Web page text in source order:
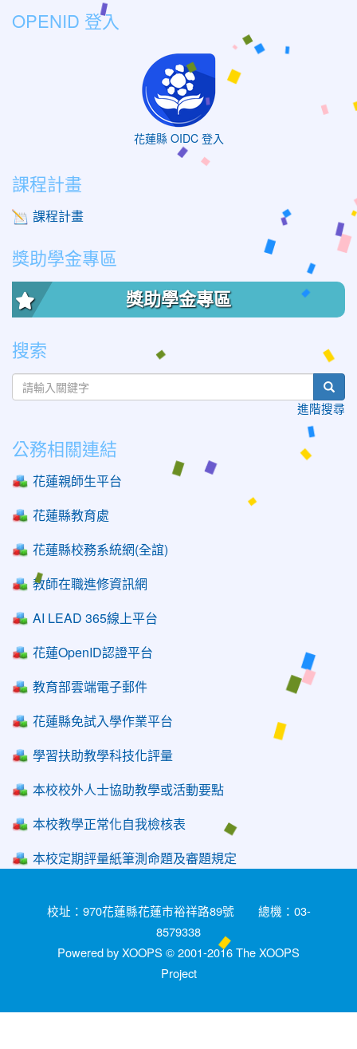
OPENID 登入
花蓮縣 OIDC 登入
課程計畫
課程計畫
獎助學金專區
獎助學金專區
搜索
進階搜尋
公務相關連結
花蓮親師生平台
花蓮縣教育處
花蓮縣校務系統網(全誼)
教師在職進修資訊網
AI LEAD 365線上平台
花蓮OpenID認證平台
教育部雲端電子郵件
花蓮縣免試入學作業平台
學習扶助教學科技化評量
本校校外人士協助教學或活動要點
本校教學正常化自我檢核表
本校定期評量紙筆測命題及審題規定
校址：970花蓮縣花蓮市裕祥路89號 總機：03-
8579338
Powered by XOOPS © 2001-2016The XOOPS
Project